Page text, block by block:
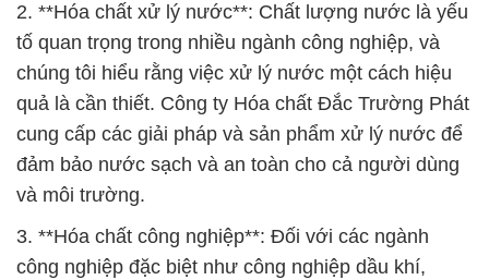
2. **Hóa chất xử lý nước**: Chất lượng nước là yếu
tố quan trọng trong nhiều ngành công nghiệp, và
chúng tôi hiểu rằng việc xử lý nước một cách hiệu
quả là cần thiết. Công ty Hóa chất Đắc Trường Phát
cung cấp các giải pháp và sản phẩm xử lý nước để
đảm bảo nước sạch và an toàn cho cả người dùng
và môi trường.
3. **Hóa chất công nghiệp**: Đối với các ngành
công nghiệp đặc biệt như công nghiệp dầu khí,